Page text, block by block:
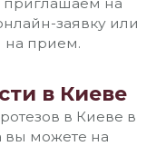
заявку или
на прием.
в Киеве
в Киеве в
вы можете на